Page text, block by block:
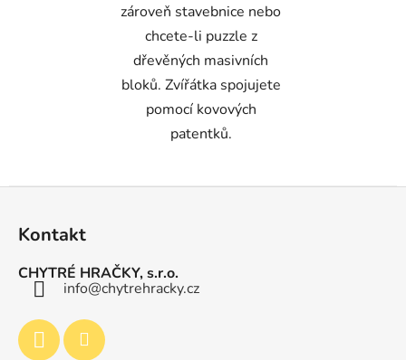
zároveň stavebnice nebo
chcete-li puzzle z
dřevěných masivních
bloků. Zvířátka spojujete
pomocí kovových
patentků.
Kontakt
CHYTRÉ HRAČKY, s.r.o.
info@chytrehracky.cz